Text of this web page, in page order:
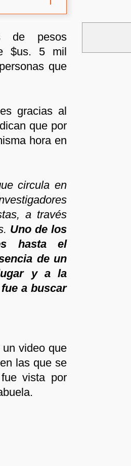
de pesos
$us. 5 mil
que
gracias al
que por
hora en
circula en
a través
Uno de los
hasta el
de un
y a la
a buscar
video que
las que se
vista por